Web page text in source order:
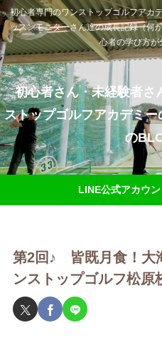
初心者専門のワンストップゴルフアカ
ッスンモニターさん達の成長記録（何
心者の学び方が
初心者さん・未経験者さ
ストップゴルフアカデミ
の
LINE公式アカウ
第2回♪ 皆既月食！大
ンストップゴルフ松